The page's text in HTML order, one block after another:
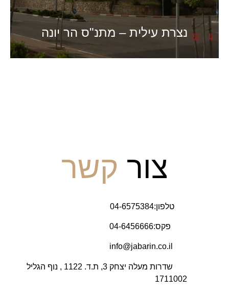
נצרת עילית – מתנ"ס הר יונה
צור קשר
טלפון:04-6575384
פקס:04-6456666
info@jabarin.co.il
שדרות מעלה יצחק 3, ת.ד. 1122 , נוף הגליל
1711002